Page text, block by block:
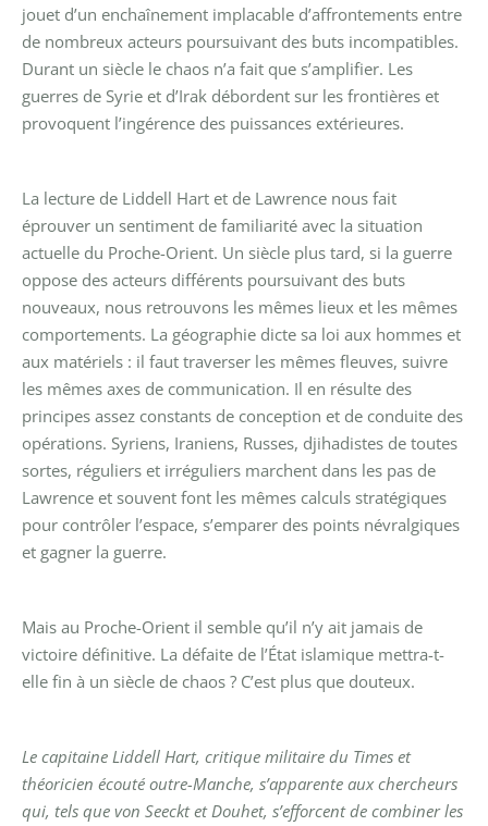
jouet d’un enchaînement implacable d’affrontements entre
de nombreux acteurs poursuivant des buts incompatibles.
Durant un siècle le chaos n’a fait que s’amplifier. Les
guerres de Syrie et d’Irak débordent sur les frontières et
provoquent l’ingérence des puissances extérieures.
La lecture de Liddell Hart et de Lawrence nous fait
éprouver un sentiment de familiarité avec la situation
actuelle du Proche-Orient. Un siècle plus tard, si la guerre
oppose des acteurs différents poursuivant des buts
nouveaux, nous retrouvons les mêmes lieux et les mêmes
comportements. La géographie dicte sa loi aux hommes et
aux matériels : il faut traverser les mêmes fleuves, suivre
les mêmes axes de communication. Il en résulte des
principes assez constants de conception et de conduite des
opérations. Syriens, Iraniens, Russes, djihadistes de toutes
sortes, réguliers et irréguliers marchent dans les pas de
Lawrence et souvent font les mêmes calculs stratégiques
pour contrôler l’espace, s’emparer des points névralgiques
et gagner la guerre.
Mais au Proche-Orient il semble qu’il n’y ait jamais de
victoire définitive. La défaite de l’État islamique mettra-t-
elle fin à un siècle de chaos ? C’est plus que douteux.
Le capitaine Liddell Hart, critique militaire du Times et
théoricien écouté outre-Manche, s’apparente aux chercheurs
qui, tels que von Seeckt et Douhet, s’efforcent de combiner les